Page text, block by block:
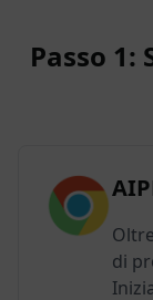
Passo
di